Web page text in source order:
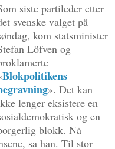
siste partileder etter
svenske valget på
kom statsminister
Löfven og
Blokpolitikens
». Det kan
lenger eksistere en
og en
blokk. Nå
sa han. Til stor